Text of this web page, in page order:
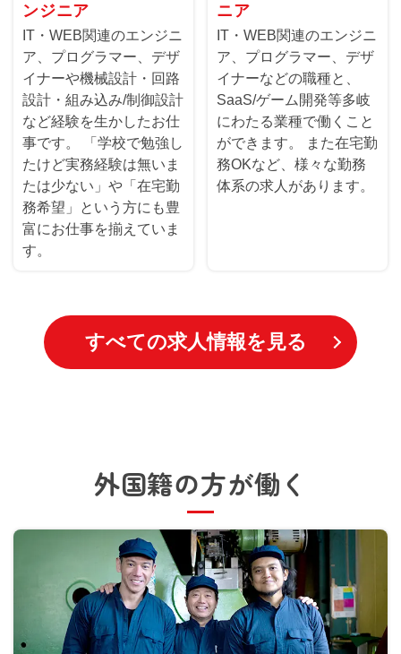
ンジニア
IT・WEB関連のエンジニ
ア、プログラマー、デザ
イナーや機械設計・回路
設計・組み込み/制御設計
など経験を生かしたお仕
事です。 「学校で勉強し
たけど実務経験は無いま
たは少ない」や「在宅勤
務希望」という方にも豊
富にお仕事を揃えていま
す。
ニア
IT・WEB関連のエンジニ
ア、プログラマー、デザ
イナーなどの職種と、
SaaS/ゲーム開発等多岐
にわたる業種で働くこと
ができます。 また在宅勤
務OKなど、様々な勤務
体系の求人があります。
すべての求人情報を見る
外国籍の方が働く